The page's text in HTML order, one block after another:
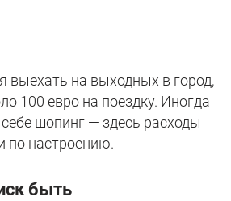
выехать на выходных в город,
100 евро на поездку. Иногда
шопинг — здесь расходы
по настроению.
быть